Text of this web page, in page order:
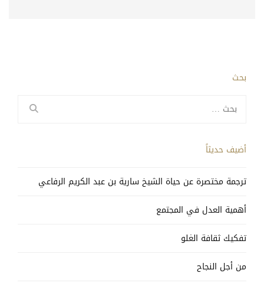
بحث
عن:
أضيف حديثاً
ترجمة مختصرة عن حياة الشيخ سارية بن عبد الكريم الرفاعي
أهمية العدل في المجتمع
تفكيك ثقافة الغلو
من أجل النجاح